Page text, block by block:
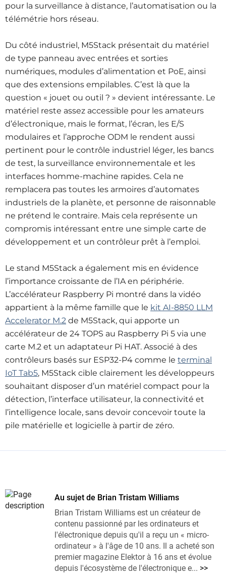
pour la surveillance à distance, l’automatisation ou la
télémétrie hors réseau.
Du côté industriel, M5Stack présentait du matériel
de type panneau avec entrées et sorties
numériques, modules d’alimentation et PoE, ainsi
que des extensions empilables. C’est là que la
question « jouet ou outil ? » devient intéressante. Le
matériel reste assez accessible pour les amateurs
d’électronique, mais le format, l’écran, les E/S
modulaires et l’approche ODM le rendent aussi
pertinent pour le contrôle industriel léger, les bancs
de test, la surveillance environnementale et les
interfaces homme-machine rapides. Cela ne
remplacera pas toutes les armoires d’automates
industriels de la planète, et personne de raisonnable
ne prétend le contraire. Mais cela représente un
compromis intéressant entre une simple carte de
développement et un contrôleur prêt à l’emploi.
Le stand M5Stack a également mis en évidence
l’importance croissante de l’IA en périphérie.
L’accélérateur Raspberry Pi montré dans la vidéo
appartient à la même famille que le kit AI-8850 LLM
Accelerator M.2 de M5Stack, qui apporte un
accélérateur de 24 TOPS au Raspberry Pi 5 via une
carte M.2 et un adaptateur Pi HAT. Associé à des
contrôleurs basés sur ESP32-P4 comme le terminal
IoT Tab5, M5Stack cible clairement les développeurs
souhaitant disposer d’un matériel compact pour la
détection, l’interface utilisateur, la connectivité et
l’intelligence locale, sans devoir concevoir toute la
pile matérielle et logicielle à partir de zéro.
Au sujet de Brian Tristam Williams
Brian Tristam Williams est un créateur de
contenu passionné par les ordinateurs et
l'électronique depuis qu'il a reçu un « micro-
ordinateur » à l'âge de 10 ans. Il a acheté son
premier magazine Elektor à 16 ans et évolue
depuis l'écosystème de l'électronique e... >>